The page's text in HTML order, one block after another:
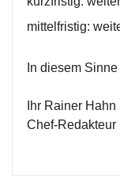
mittelfristig:
In diesem
Ihr Rainer Hahn
Chef-Redakteur